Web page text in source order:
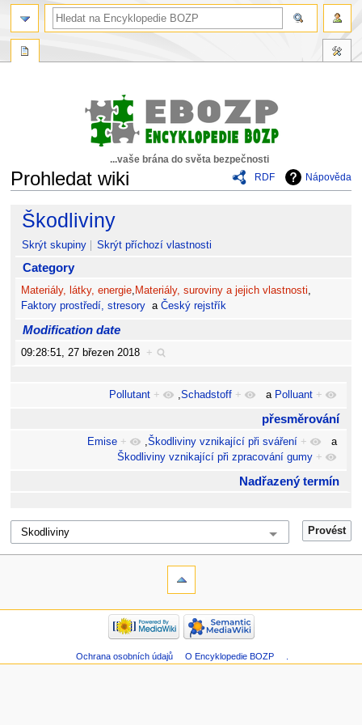
...vaše brána do světa bezpečnosti
RDF
Nápověda
Prohledat wiki
Skočit
navigaci
Skočit
vyhledávání
Škodliviny
Skrýt skupiny Skrýt příchozí vlastnosti
Category
Materiály, látky, energie, Materiály, suroviny a jejich vlastnosti,
Faktory prostředí, stresory aČeský rejstřík
Modification date
09:28:51, 27 březen 2018 +
Pollutant + ,Schadstoff + a Polluant +
přesměrování
Emise + ,Škodliviny vznikající při sváření +
a
Škodliviny vznikající při zpracování gumy +
Nadřazený termín
Ochrana osobních údajů O Encyklopedie BOZP